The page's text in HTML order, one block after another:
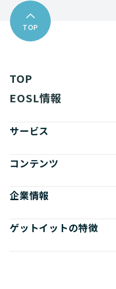
TOP
TOP
EOSL情報
サービス
コンテンツ
企業情報
ゲットイットの特徴